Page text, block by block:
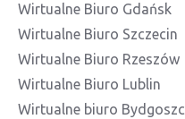
Wirtualne Biuro Gdańsk
Wirtualne Biuro Szczecin
Wirtualne Biuro Rzeszów
Wirtualne Biuro Lublin
Wirtualne biuro